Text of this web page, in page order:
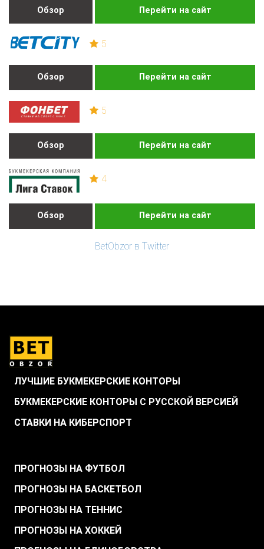
Обзор Перейти на сайт
5
Обзор Перейти на сайт
5
Обзор Перейти на сайт
4
Обзор Перейти на сайт
BetObzor в Twitter
ЛУЧШИЕ БУКМЕКЕРСКИЕ КОНТОРЫ
БУКМЕКЕРСКИЕ КОНТОРЫ С РУССКОЙ ВЕРСИЕЙ
СТАВКИ НА КИБЕРСПОРТ
ПРОГНОЗЫ НА ФУТБОЛ
ПРОГНОЗЫ НА БАСКЕТБОЛ
ПРОГНОЗЫ НА ТЕННИС
ПРОГНОЗЫ НА ХОККЕЙ